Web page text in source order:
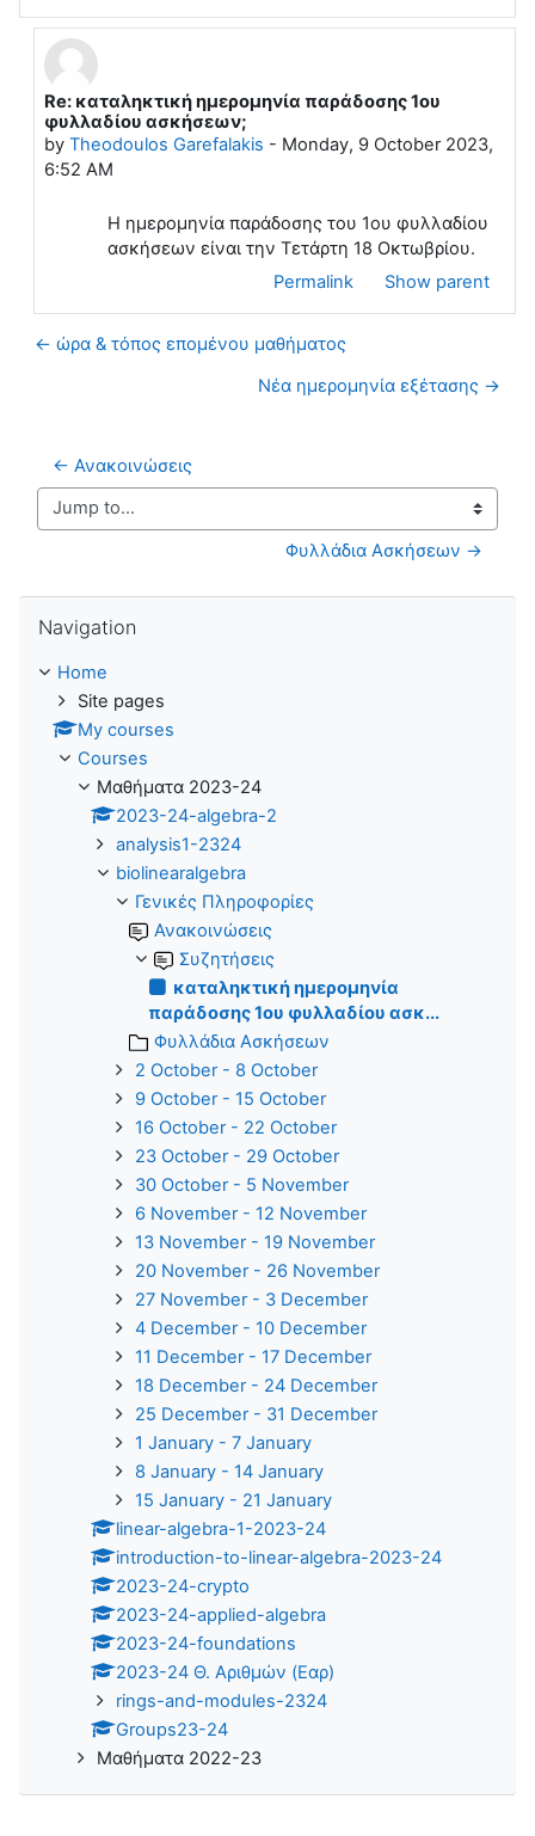
In reply to ANDREAS DOULIS
Re: καταληκτική ημερομηνία παράδοσης 1ου
φυλλαδίου ασκήσεων;
byTheodoulos Garefalakis - Monday, 9 October 2023,
6:52 AM
Η ημερομηνία παράδοσης του 1ου φυλλαδίου
ασκήσεων είναι την Τετάρτη 18 Οκτωβρίου.
Permalink
Show parent
← ώρα & τόπος επομένου μαθήματος
Νέα ημερομηνία εξέτασης →
← Ανακοινώσεις
Jump to...
Φυλλάδια Ασκήσεων →
Navigation
Home
Site pages
My courses
Courses
Μαθήματα 2023-24
2023-24-algebra-2
analysis1-2324
biolinearalgebra
Γενικές Πληροφορίες
Ανακοινώσεις
Συζητήσεις
καταληκτική ημερομηνία
παράδοσης 1ου φυλλαδίου ασκ...
Φυλλάδια Ασκήσεων
2 October - 8 October
9 October - 15 October
16 October - 22 October
23 October - 29 October
30 October - 5 November
6 November - 12 November
13 November - 19 November
20 November - 26 November
27 November - 3 December
4 December - 10 December
11 December - 17 December
18 December - 24 December
25 December - 31 December
1 January - 7 January
8 January - 14 January
15 January - 21 January
linear-algebra-1-2023-24
introduction-to-linear-algebra-2023-24
2023-24-crypto
2023-24-applied-algebra
2023-24-foundations
2023-24 Θ. Αριθμών (Εαρ)
rings-and-modules-2324
Groups23-24
Μαθήματα 2022-23